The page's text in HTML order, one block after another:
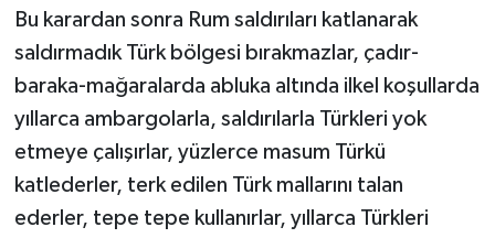
Bu karardan sonra Rum saldırıları katlanarak
saldırmadık Türk bölgesi bırakmazlar, çadır-
baraka-mağaralarda abluka altında ilkel koşullarda
yıllarca ambargolarla, saldırılarla Türkleri yok
etmeye çalışırlar, yüzlerce masum Türkü
katlederler, terk edilen Türk mallarını talan
ederler, tepe tepe kullanırlar, yıllarca Türkleri